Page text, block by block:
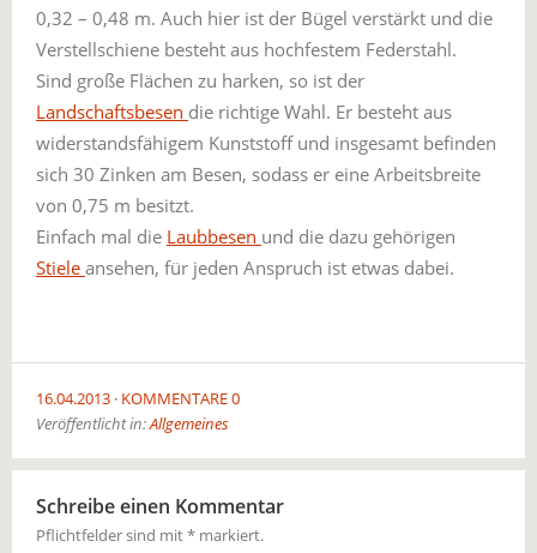
0,32 – 0,48 m. Auch hier ist der Bügel verstärkt und die
Verstellschiene besteht aus hochfestem Federstahl.
Sind große Flächen zu harken, so ist der
Landschaftsbesen die richtige Wahl. Er besteht aus
widerstandsfähigem Kunststoff und insgesamt befinden
sich 30 Zinken am Besen, sodass er eine Arbeitsbreite
von 0,75 m besitzt.
Einfach mal die Laubbesen und die dazu gehörigen
Stiele ansehen, für jeden Anspruch ist etwas dabei.
16.04.2013 KOMMENTARE 0
Veröffentlicht in:Allgemeines
Schreibe einen Kommentar
Pflichtfelder sind mit* markiert.